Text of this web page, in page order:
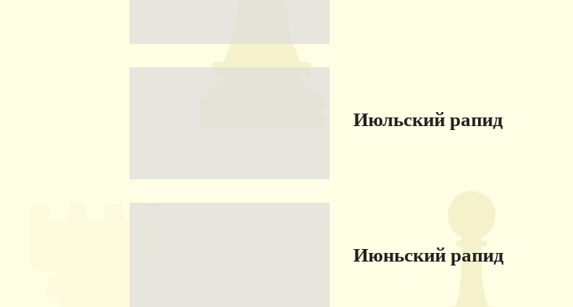
Июльский рапид
Июньский рапид